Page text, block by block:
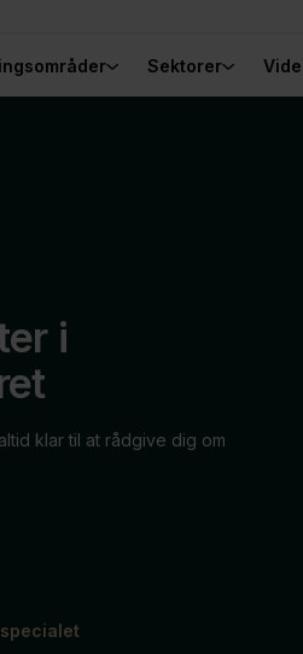
Sektorer
i
klar til at rådgive dig om